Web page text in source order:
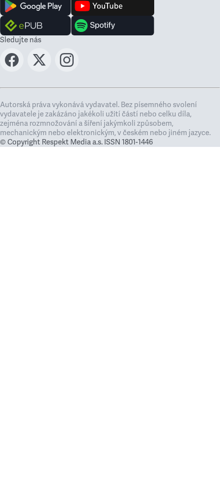
Sledujte nás
Autorská práva vykonává vydavatel. Bez písemného svolení
vydavatele je zakázáno jakékoli užití částí nebo celku díla,
zejména rozmnožování a šíření jakýmkoli způsobem,
mechanickým nebo elektronickým, v českém nebo jiném jazyce.
© Copyright Respekt Media a.s. ISSN 1801-1446